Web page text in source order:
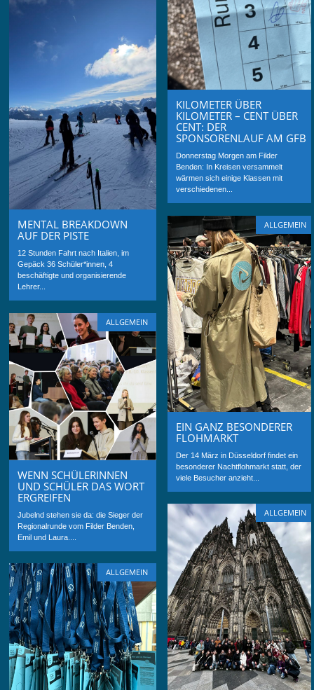
KILOMETER ÜBER
KILOMETER – CENT ÜBER
CENT: DER
SPONSORENLAUF AM GFB
Donnerstag Morgen am Filder
Benden: In Kreisen versammelt
wärmen sich einige Klassen mit
verschiedenen...
MENTAL BREAKDOWN
AUF DER PISTE
12 Stunden Fahrt nach Italien, im
Gepäck 36 Schüler*innen, 4
beschäftigte und organisierende
Lehrer...
ALLGEMEIN
EIN GANZ BESONDERER
FLOHMARKT
Der 14 März in Düsseldorf findet ein
besonderer Nachtflohmarkt statt, der
viele Besucher anzieht...
ALLGEMEIN
WENN SCHÜLERINNEN
UND SCHÜLER DAS WORT
ERGREIFEN
Jubelnd stehen sie da: die Sieger der
Regionalrunde vom Filder Benden,
Emil und Laura....
ALLGEMEIN
ALLGEMEIN